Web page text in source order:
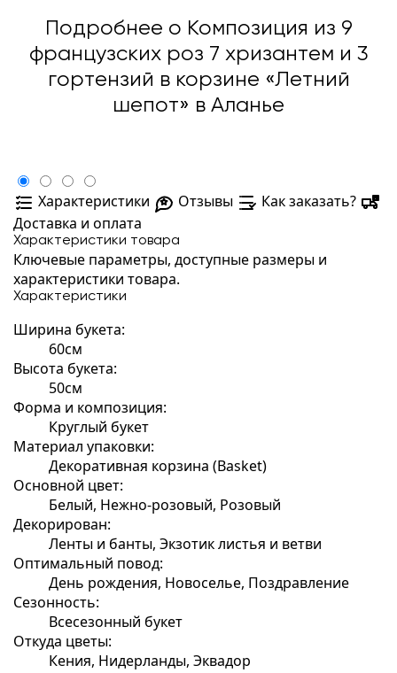
Подробнее о Композиция из 9
французских роз 7 хризантем и 3
гортензий в корзине «Летний
шепот» в Аланье
Характеристики Отзывы
Как заказать?
Доставка и оплата
Характеристики товара
Ключевые параметры, доступные размеры и
характеристики товара.
Характеристики
Ширина букета:
60см
Высота букета:
50см
Форма и композиция:
Круглый букет
Материал упаковки:
Декоративная корзина (Basket)
Основной цвет:
Белый, Нежно-розовый, Розовый
Декорирован:
Ленты и банты, Экзотик листья и ветви
Оптимальный повод:
День рождения, Новоселье, Поздравление
Сезонность:
Всесезонный букет
Откуда цветы:
Кения, Нидерланды, Эквадор